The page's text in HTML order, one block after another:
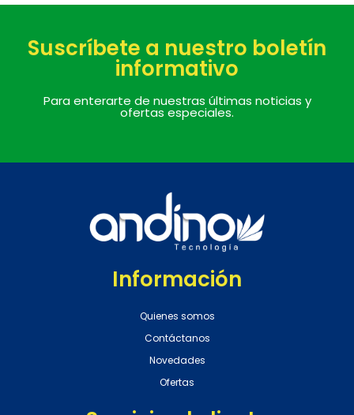
Suscríbete a nuestro boletín
informativo
Para enterarte de nuestras últimas noticias y
ofertas especiales.
Información
Quienes somos
Contáctanos
Novedades
Ofertas